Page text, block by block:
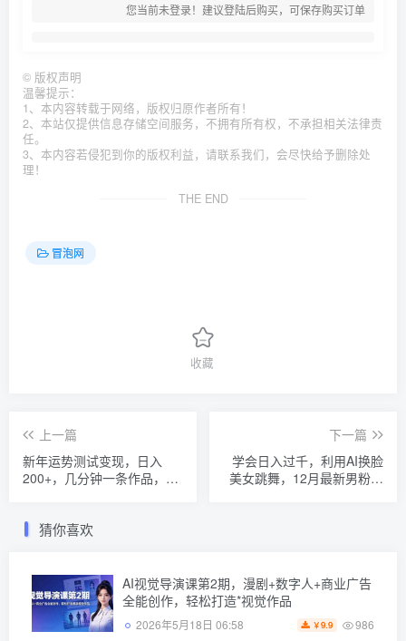
您当前未登录！建议登陆后购买，可保存购买订单
© 版权声明
温馨提示：
1、本内容转载于网络，版权归原作者所有！
2、本站仅提供信息存储空间服务，不拥有所有权，不承担相关法律责
任。
3、本内容若侵犯到你的版权利益，请联系我们，会尽快给予删除处
理！
THE END
冒泡网
收藏
上一篇
新年运势测试变现，日入
200+，几分钟一条作品，变
下一篇
学会日入过千，利用AI换脸
美女跳舞，12月最新男粉项
猜你喜欢
AI视觉导演课第2期，漫剧+数字人+商业广告
全能创作，轻松打造*视觉作品
2026年5月18日 06:58 ￥9.9 986